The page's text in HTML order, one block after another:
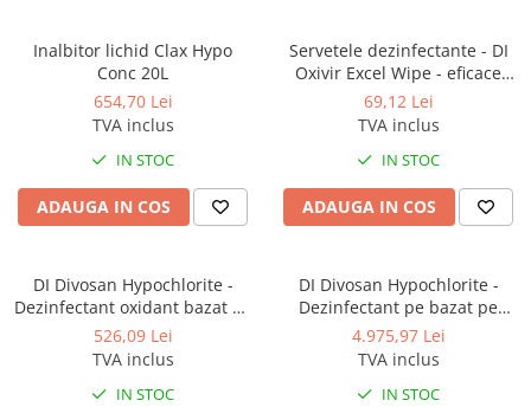
Sampon si gel de dus
Sapun lichid
Sapun solid
Sapun spuma
Consumabile hartie
Acoperitori toaleta
Hartie igienica
Prosoape hartie pliate
Inalbitor lichid Clax Hypo
Conc 20L
654,70 Lei
TVA inclus
IN STOC
ADAUGA IN COS
Servetele dezinfectante - DI
Oxivir Excel Wipe - eficace
impotriva celor 3 tulpini
coronavirus
69,12 Lei
TVA inclus
IN STOC
ADAUGA IN COS
DI Divosan Hypochlorite -
Dezinfectant oxidant bazat pe
hipoclorit de sodiu 20L
526,09 Lei
TVA inclus
IN STOC
DI Divosan Hypochlorite -
Dezinfectant pe bazat pe
hipoclorit de sodiu 200L
4.975,97 Lei
TVA inclus
IN STOC